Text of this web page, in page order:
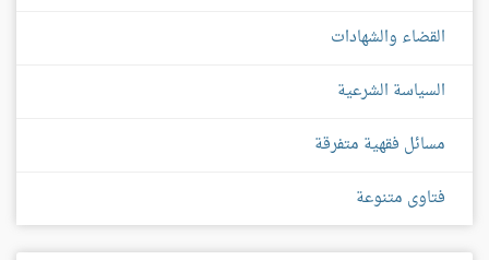
القضاء والشهادات
السياسة الشرعية
مسائل فقهية متفرقة
فتاوى متنوعة